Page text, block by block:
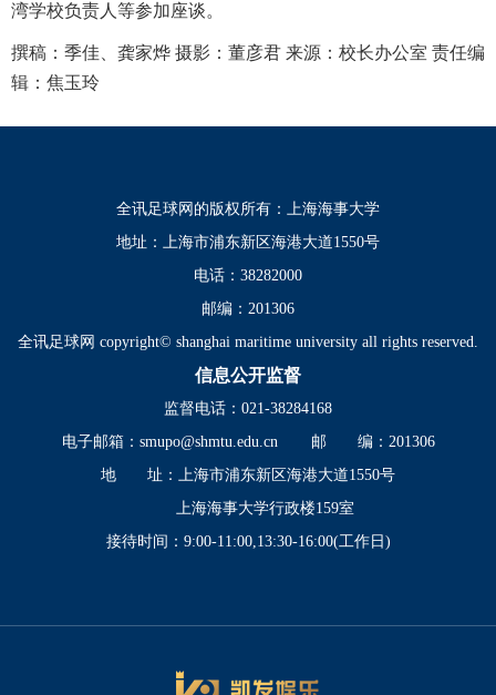
湾学校负责人等参加座谈。
撰稿：季佳、龚家烨 摄影：董彦君 来源：校长办公室 责任编
辑：焦玉玲
全讯足球网的版权所有：上海海事大学
地址：上海市浦东新区海港大道1550号
电话：38282000
邮编：201306
全讯足球网 copyright© shanghai maritime university all rights reserved.
信息公开监督
监督电话：021-38284168
电子邮箱： smupo@shmtu.edu.cn
邮 编：201306
地 址：上海市浦东新区海港大道1550号
上海海事大学行政楼159室
接待时间：9:00-11:00,13:30-16:00(工作日)